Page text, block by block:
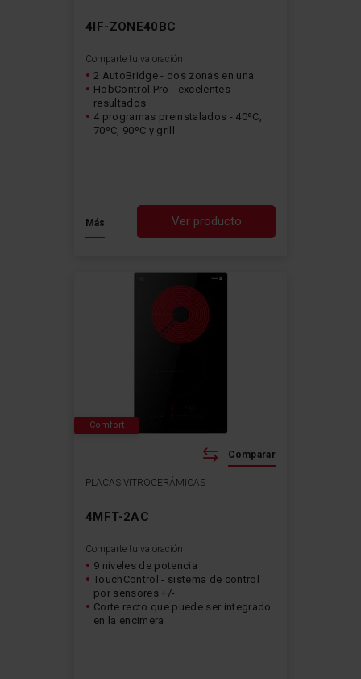
4IF-ZONE40BC
Ver producto
Más
Comparte tu valoración
2 AutoBridge - dos zonas en una
HobControl Pro - excelentes
resultados
4 programas preinstalados - 40ºC,
70ºC, 90ºC y grill
PLACAS VITROCERÁMICAS
4MFT-2AC
Comparte tu valoración
9 niveles de potencia
TouchControl - sistema de control
por sensores +/-
Corte recto que puede ser integrado
en la encimera
Comparar
Comfort